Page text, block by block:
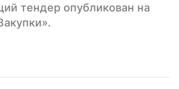
тендер опубликован на